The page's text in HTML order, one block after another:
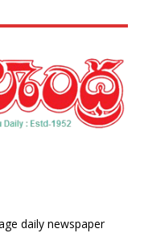
daily newspaper